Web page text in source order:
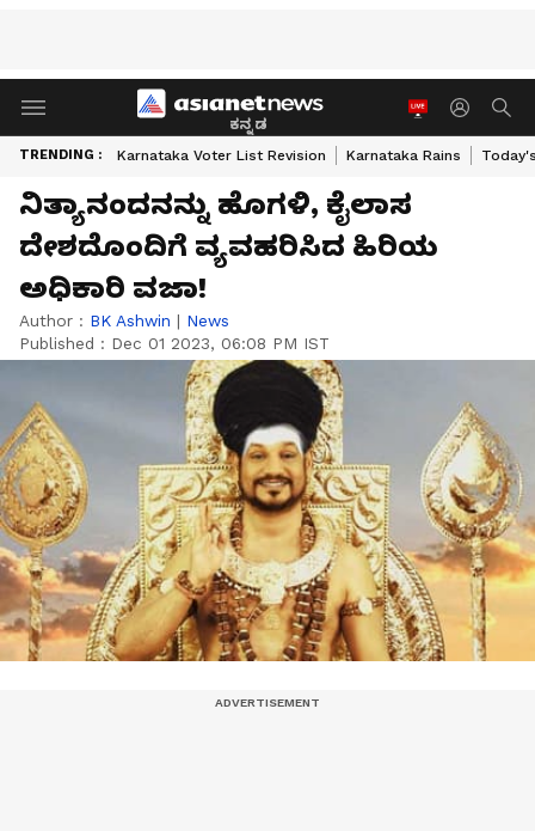
ಕನ್ನಡ
TRENDING : Karnataka Voter List Revision Karnataka Rains
ನಿತ್ಯಾನಂದನನ್ನು ಹೊಗಳಿ, ಕೈಲಾಸ
ದೇಶದೊಂದಿಗೆ ವ್ಯವಹರಿಸಿದ ಹಿರಿಯ
ಅಧಿಕಾರಿ ವಜಾ!
Author : BK Ashwin | News
Published : Dec 01 2023, 06:08 PM IST